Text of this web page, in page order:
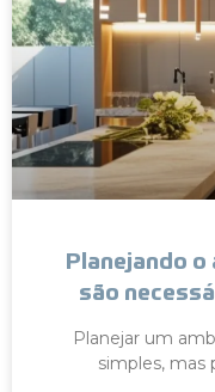
Planejando
são
Planejar um
simples, mas